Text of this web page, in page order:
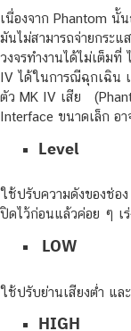
เนื่องจาก Phantom นั้
มันไม่สามารถจ่ายกระ
วงจรทำงานได้ไม่เต็ม
IV ได้ในการณีฉุกเฉิน
ตัว MK IV เสีย
Interface ขนาดเล็ก อา
Level
ใช้ปรับความดังของช่อ
ปิดไว้ก่อนแล้วค่อย ๆ เ
LOW
ใช้ปรับย่านเสียงต่ำ แล
HIGH